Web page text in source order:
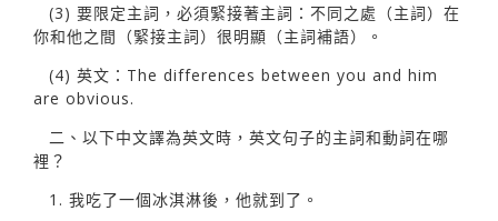
(3) 要限定主詞，必須緊接著主詞：不同之處（主詞）在
你和他之間（緊接主詞）很明顯（主詞補語）。
(4) 英文：The differences between you and him
are obvious.
二、以下中文譯為英文時，英文句子的主詞和動詞在哪
裡？
1. 我吃了一個冰淇淋後，他就到了。